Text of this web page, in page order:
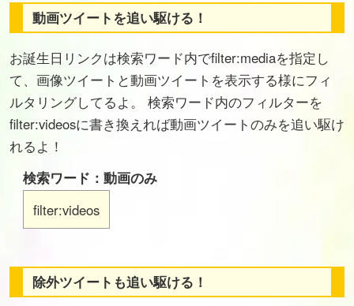
動画ツイートを追い駆ける！
お誕生日リンクは検索ワード内でfilter:mediaを指定し
て、画像ツイートと動画ツイートを表示する様にフィ
ルタリングしてるよ。 検索ワード内のフィルターを
filter:videosに書き換えれば動画ツイートのみを追い駆け
れるよ！
検索ワード：動画のみ
filter:videos
除外ツイートも追い駆ける！